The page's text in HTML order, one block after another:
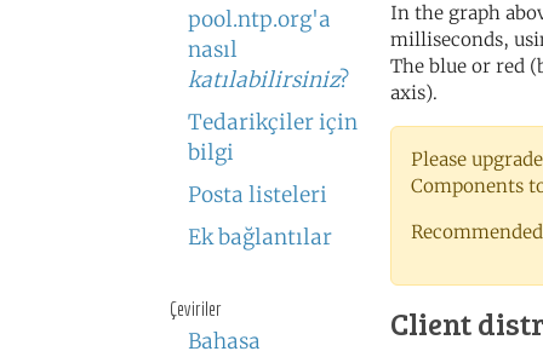
pool.ntp.org'a
nasıl
katılabilirsiniz?
Tedarikçiler için
bilgi
Posta listeleri
Ek bağlantılar
Çeviriler
Bahasa
In the graph
milliseconds,
The blue or red
axis).
Please
Components
Client